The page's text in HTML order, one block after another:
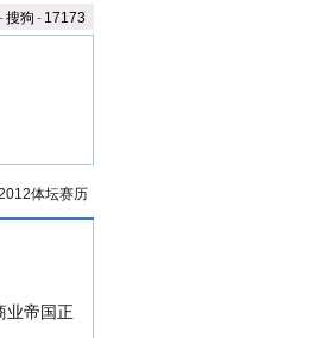
-搜狗 - 17173
体坛赛历
业帝国正